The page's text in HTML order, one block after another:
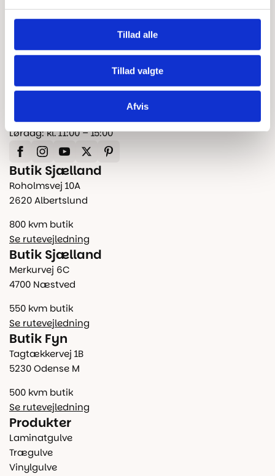
Tillad alle
Tillad valgte
Afvis
Kontakt os
info@floorshop.dk
Man – Fre: kl. 10:00 – 17:00
Lørdag: kl. 11:00 – 15:00
Butik Sjælland
Roholmsvej 10A
2620 Albertslund
800 kvm butik
Se rutevejledning
Butik Sjælland
Merkurvej 6C
4700 Næstved
550 kvm butik
Se rutevejledning
Butik Fyn
Tagtækkervej 1B
5230 Odense M
500 kvm butik
Se rutevejledning
Produkter
Laminatgulve
Trægulve
Vinylgulve